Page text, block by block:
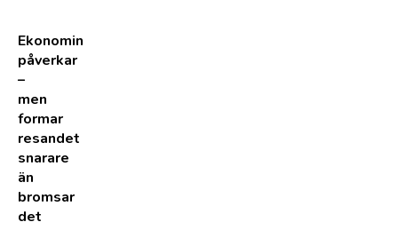
Ekonomin
påverkar
–
men
formar
resandet
snarare
än
bromsar
det